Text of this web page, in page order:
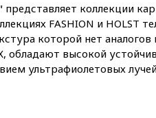
представляет коллекции
FASHION и HOLST
которой нет
высокой
ультрафиолетовых